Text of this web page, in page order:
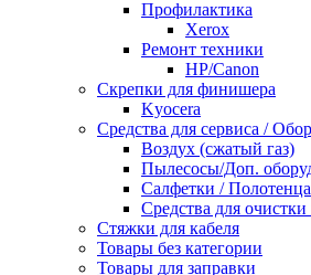
Профилактика
Xerox
Ремонт техники
HP/Canon
Скрепки для финишера
Kyocera
Средства для сервиса /
Воздух (сжатый газ)
Пылесосы/Доп.
Салфетки / Полотенца
Средства для
Стяжки для кабеля
Товары без категории
Товары для заправки